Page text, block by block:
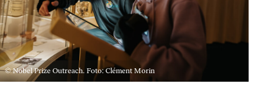
© Nobel Prize Outreach. Foto: Clément Morin